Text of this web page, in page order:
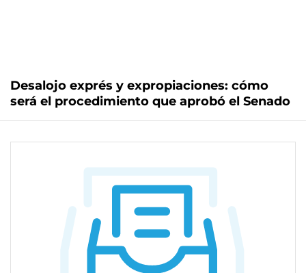
Desalojo exprés y expropiaciones: cómo
será el procedimiento que aprobó el Senado